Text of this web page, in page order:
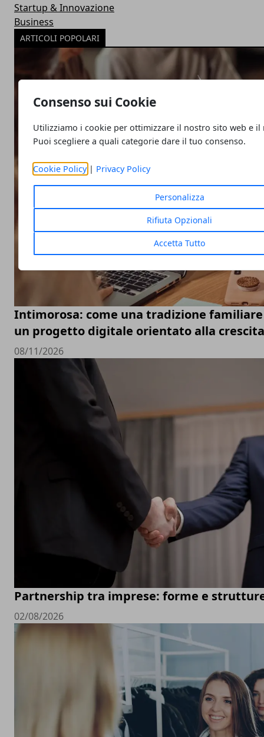
Consenso sui Cookie
Utilizziamo i cookie per ottimizzare il nostro sito web e il
Puoi scegliere a quali categorie dare il tuo consenso.
Cookie Policy| Privacy Policy
Personalizza
Rifiuta Opzionali
Accetta Tutto
Startup & Innovazione
Business
ARTICOLI POPOLARI
Intimorosa: come una tradizione
un progetto digitale orientato alla
08/11/2026
Partnership tra imprese: forme e
02/08/2026